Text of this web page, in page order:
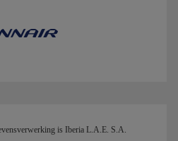
is Iberia L.A.E. S.A.